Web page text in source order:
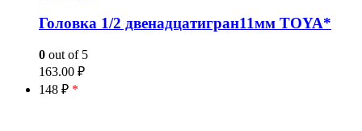
Головка 1/2 двенадцатигран11мм TOYA*
0 out of 5
163.00 ₽
148 ₽ *